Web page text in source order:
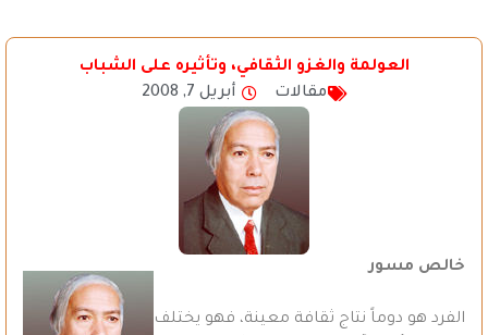
العولمة والغزو الثقافي، وتأثيره على الشباب
مقالات
أبريل 7, 2008
خالص مسور
الفرد هو دوماً نتاج ثقافة معينة، فهو يختلف